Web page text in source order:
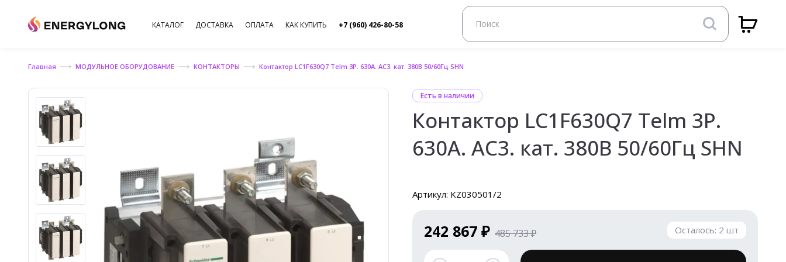
КАТАЛОГ ДОСТАВКА ОПЛАТА КАК КУПИТЬ +7 (960) 426-80-58
Главная МОДУЛЬНОЕ ОБОРУДОВАНИЕ КОНТАКТОРЫ Контактор LC1F630Q7 Telm 3P. 630А. АС3. кат. 380В 50/60Гц SHN
Есть в наличии
Контактор LC1F630Q7 Telm 3P.
630А. АС3. кат. 380В 50/60Гц SHN
Артикул: KZ030501/2
242 867 ₽ 485 733 ₽ Осталось: 2 шт